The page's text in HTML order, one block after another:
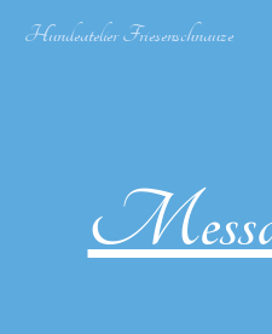
Hundeatelier Friesenschnauze